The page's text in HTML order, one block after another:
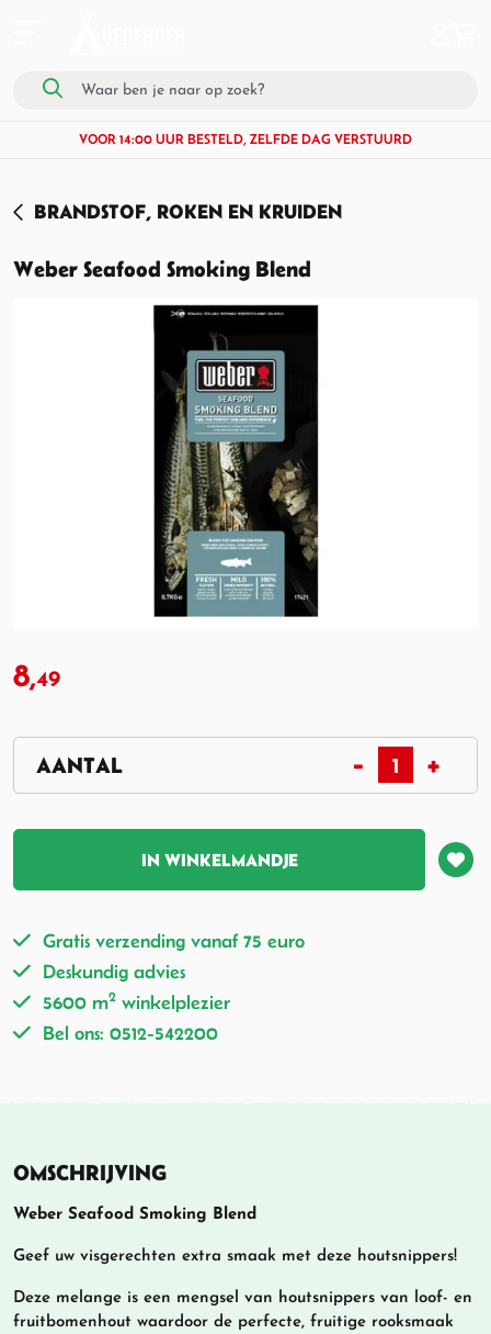
VOOR 14:00 UUR BESTELD, ZELFDE DAG VERSTUURD
BRANDSTOF, ROKEN EN KRUIDEN
Weber Seafood Smoking Blend
8,49
IN WINKELMANDJE
Gratis verzending vanaf 75 euro
Deskundig advies
5600 m2 winkelplezier
Bel ons: 0512-542200
OMSCHRIJVING
Weber Seafood Smoking Blend
Geef uw visgerechten extra smaak met deze houtsnippers!
Deze melange is een mengsel van houtsnippers van loof- en
fruitbomenhout waardoor de perfecte, fruitige rooksmaak